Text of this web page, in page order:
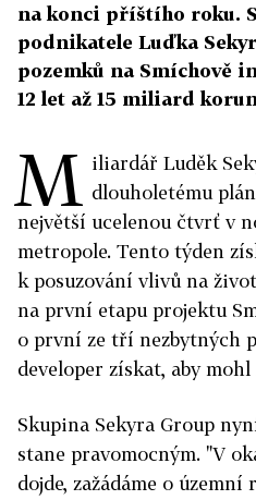
na konci příštího roku.
podnikatele Luďka
pozemků na Smíchově
12 let až 15 miliard
M iliardář Luděk
dlouholetému
největší ucelenou čtvrť v
metropole. Tento týden
k posuzování vlivů na
na první etapu projektu
o první ze tří nezbytných
developer získat, aby
Skupina Sekyra Group
stane pravomocným. "V
dojde, zažádáme o